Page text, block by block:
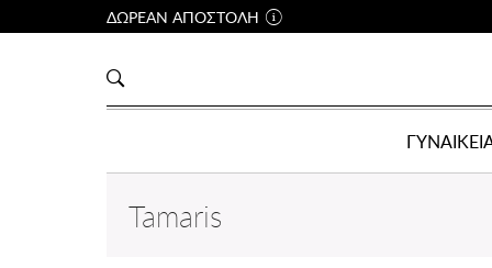
ΔΩΡΕΑΝ ΑΠΟΣΤΟΛΗ
Tamaris